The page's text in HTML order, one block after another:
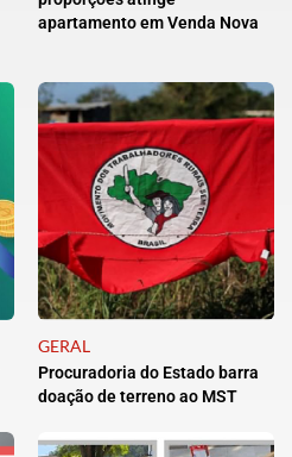
apartamento em Venda Nova
GERAL
Procuradoria do Estado barra
doação de terreno ao MST